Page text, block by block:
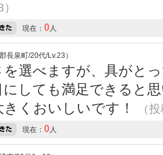
現在： 0 人
長泉町/20代/Lv.23）
を選べますが、具がと
しても満足できると
くおいしいです！
（
現在： 0 人